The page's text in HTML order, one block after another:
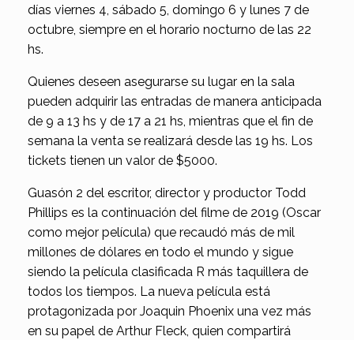
días viernes 4, sábado 5, domingo 6 y lunes 7 de
octubre, siempre en el horario nocturno de las 22
hs.
Quienes deseen asegurarse su lugar en la sala
pueden adquirir las entradas de manera anticipada
de 9 a 13 hs y de 17 a 21 hs, mientras que el fin de
semana la venta se realizará desde las 19 hs. Los
tickets tienen un valor de $5000.
Guasón 2 del escritor, director y productor Todd
Phillips es la continuación del filme de 2019 (Oscar
como mejor película) que recaudó más de mil
millones de dólares en todo el mundo y sigue
siendo la película clasificada R más taquillera de
todos los tiempos. La nueva película está
protagonizada por Joaquin Phoenix una vez más
en su papel de Arthur Fleck, quien compartirá